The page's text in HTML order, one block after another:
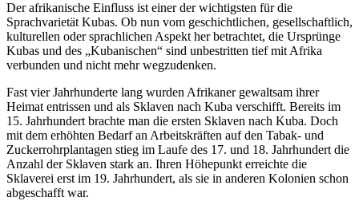
Der afrikanische Einfluss ist einer der wichtigsten für die
Sprachvarietät Kubas. Ob nun vom geschichtlichen, gesellschaftlich,
kulturellen oder sprachlichen Aspekt her betrachtet, die Ursprünge
Kubas und des „Kubanischen“ sind unbestritten tief mit Afrika
verbunden und nicht mehr wegzudenken.
Fast vier Jahrhunderte lang wurden Afrikaner gewaltsam ihrer
Heimat entrissen und als Sklaven nach Kuba verschifft. Bereits im
15. Jahrhundert brachte man die ersten Sklaven nach Kuba. Doch
mit dem erhöhten Bedarf an Arbeitskräften auf den Tabak- und
Zuckerrohrplantagen stieg im Laufe des 17. und 18. Jahrhundert die
Anzahl der Sklaven stark an. Ihren Höhepunkt erreichte die
Sklaverei erst im 19. Jahrhundert, als sie in anderen Kolonien schon
abgeschafft war.